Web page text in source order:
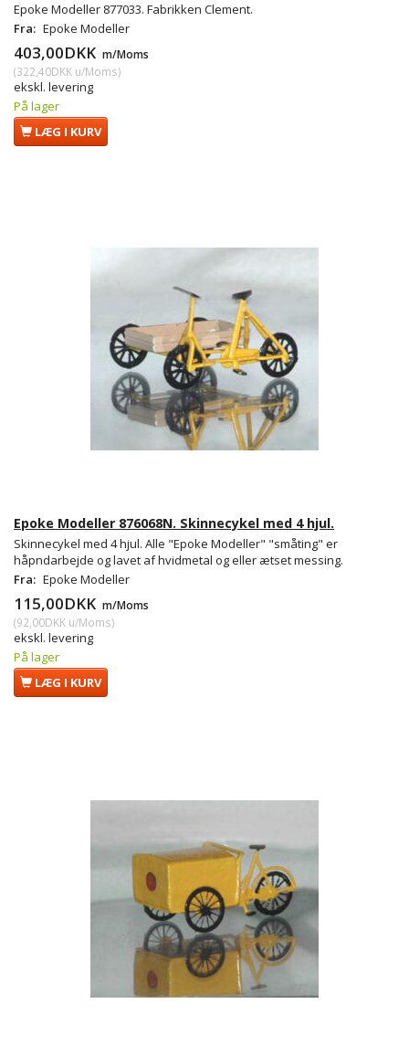
Epoke Modeller 877033. Fabrikken Clement.
Fra: Epoke Modeller
403,00DKK m/Moms
(322,40DKK u/Moms)
ekskl. levering
På lager
LÆG I KURV
Epoke Modeller 876068N. Skinnecykel med 4 hjul.
Skinnecykel med 4 hjul. Alle "Epoke Modeller" "småting" er
håpndarbejde og lavet af hvidmetal og eller ætset messing.
Fra: Epoke Modeller
115,00DKK m/Moms
(92,00DKK u/Moms)
ekskl. levering
På lager
LÆG I KURV